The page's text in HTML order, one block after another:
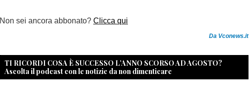
Non sei ancora abbonato? Clicca qui
Da Vconews.it
TI RICORDI COSA È SUCCESSO L’ANNO SCORSO AD AGOSTO?
Ascolta il podcast con le notizie da non dimenticare